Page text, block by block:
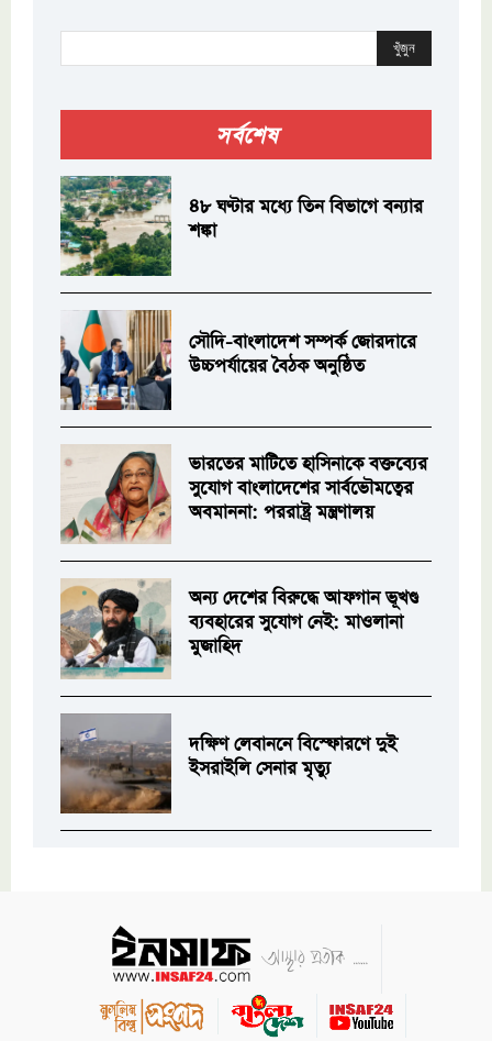
খুঁজুন
সর্বশেষ
৪৮ ঘণ্টার মধ্যে তিন বিভাগে বন্যার
শঙ্কা
সৌদি-বাংলাদেশ সম্পর্ক জোরদারে
উচ্চপর্যায়ের বৈঠক অনুষ্ঠিত
ভারতের মাটিতে হাসিনাকে বক্তব্যের
সুযোগ বাংলাদেশের সার্বভৌমত্বের
অবমাননা: পররাষ্ট্র মন্ত্রণালয়
অন্য দেশের বিরুদ্ধে আফগান ভূখণ্ড
ব্যবহারের সুযোগ নেই: মাওলানা
মুজাহিদ
দক্ষিণ লেবাননে বিস্ফোরণে দুই
ইসরাইলি সেনার মৃত্যু